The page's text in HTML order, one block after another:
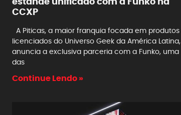
CCXP
A Piticas, a maior franquia focada em produtos
licenciados do Universo Geek da América Latina,
anuncia a exclusiva parceria com a Funko, uma
das
Continue Lendo »